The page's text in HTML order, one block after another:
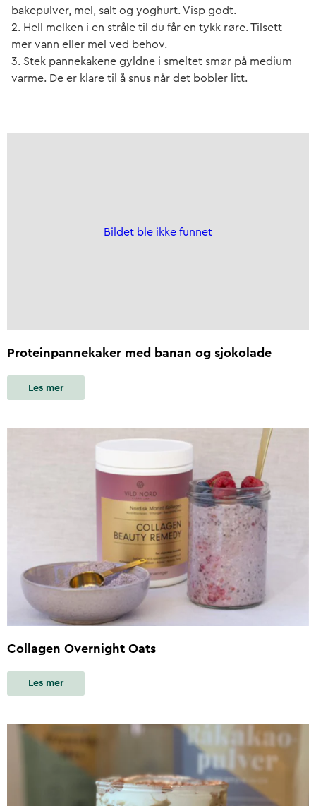
bakepulver, mel, salt og yoghurt. Visp godt.
2. Hell melken i en stråle til du får en tykk røre. Tilsett
mer vann eller mel ved behov.
3. Stek pannekakene gyldne i smeltet smør på medium
varme. De er klare til å snus når det bobler litt.
Bildet ble ikke funnet
Proteinpannekaker med banan og sjokolade
Les mer
Collagen Overnight Oats
Les mer